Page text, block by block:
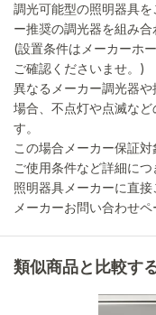
調光可能型の照明器具
ー推奨の調光器を組み合
(設置条件はメーカーホ
ご確認くださいませ。)
異なるメーカー調光器
場合、不点灯や点滅な
す。
この場合メーカー保証
ご使用条件など詳細に
照明器具メーカーに直接
メーカーお問い合わせ
類似商品と比較す